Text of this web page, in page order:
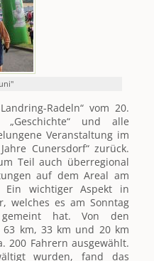
Radeln“ vom 20.
und alle
Veranstaltung im
Cunersdorf“ zurück.
Teil auch überregional
auf dem Areal am
Ein wichtiger Aspekt in
welches es am Sonntag
hat. Von den
km, 33 km und 20 km
200 Fahrern ausgewählt.
wurden, fand das